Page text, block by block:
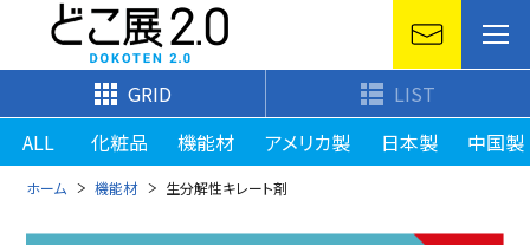
GRID
LIST
ALL
化粧品 機能材 アメリカ製 日本製 中国製
ホーム 機能材 生分解性キレート剤